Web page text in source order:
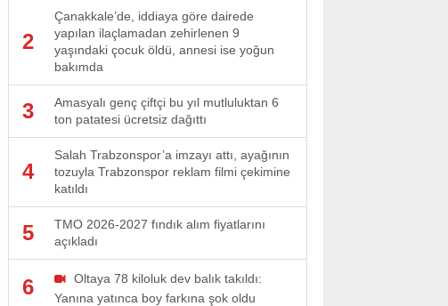
2
Çanakkale’de, iddiaya göre dairede
yapılan ilaçlamadan zehirlenen 9
yaşındaki çocuk öldü, annesi ise yoğun
bakımda
3
Amasyalı genç çiftçi bu yıl mutluluktan 6
ton patatesi ücretsiz dağıttı
4
Salah Trabzonspor’a imzayı attı, ayağının
tozuyla Trabzonspor reklam filmi çekimine
katıldı
5
TMO 2026-2027 fındık alım fiyatlarını
açıkladı
6
Oltaya 78 kiloluk dev balık takıldı:
Yanına yatınca boy farkına şok oldu